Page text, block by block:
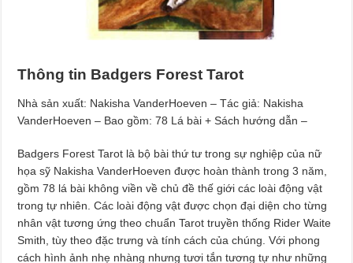
Thông tin Badgers Forest Tarot
Nhà sản xuất: Nakisha VanderHoeven – Tác giả: Nakisha
VanderHoeven – Bao gồm: 78 Lá bài + Sách hướng dẫn –
Badgers Forest Tarot là bộ bài thứ tư trong sự nghiệp của nữ
họa sỹ Nakisha VanderHoeven được hoàn thành trong 3 năm,
gồm 78 lá bài không viền về chủ đề thế giới các loài động vật
trong tự nhiên. Các loài động vật được chọn đại diện cho từng
nhân vật tương ứng theo chuẩn Tarot truyền thống Rider Waite
Smith, tùy theo đặc trưng và tính cách của chúng. Với phong
cách hình ảnh nhẹ nhàng nhưng tươi tắn tương tự như những